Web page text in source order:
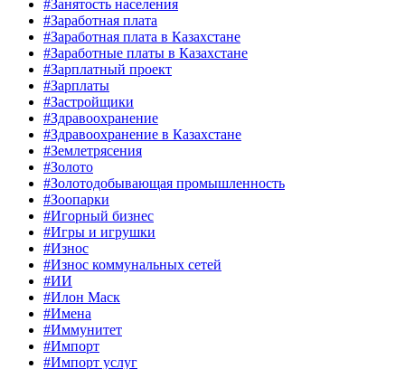
#Занятость населения
#Заработная плата
#Заработная плата в Казахстане
#Заработные платы в Казахстане
#Зарплатный проект
#Зарплаты
#Застройщики
#Здравоохранение
#Здравоохранение в Казахстане
#Землетрясения
#Золото
#Золотодобывающая промышленность
#Зоопарки
#Игорный бизнес
#Игры и игрушки
#Износ
#Износ коммунальных сетей
#ИИ
#Илон Маск
#Имена
#Иммунитет
#Импорт
#Импорт услуг